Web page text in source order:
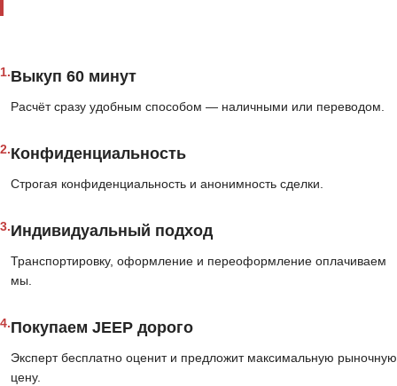
1.Выкуп 60 минут
Расчёт сразу удобным способом — наличными или переводом.
2.Конфиденциальность
Строгая конфиденциальность и анонимность сделки.
3.Индивидуальный подход
Транспортировку, оформление и переоформление оплачиваем
мы.
4.Покупаем JEEP дорого
Эксперт бесплатно оценит и предложит максимальную рыночную
цену.